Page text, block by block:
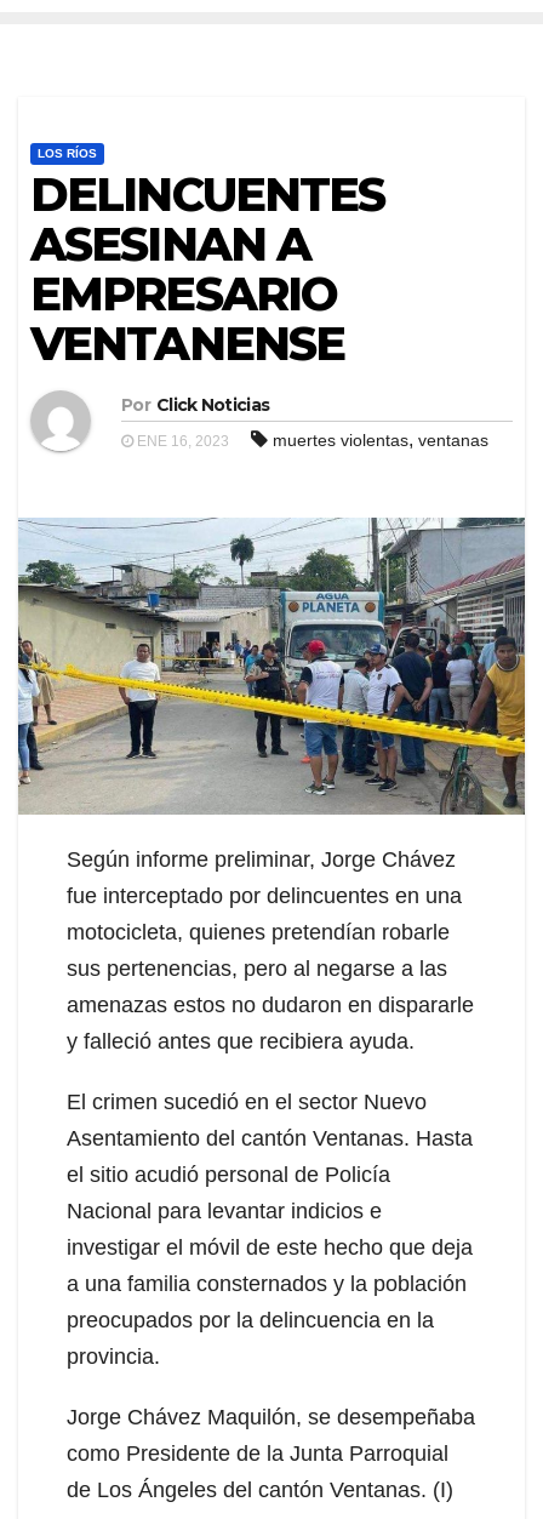
LOS RÍOS
DELINCUENTES
ASESINAN A
EMPRESARIO
VENTANENSE
Por Click Noticias
ENE 16, 2023 muertes violentas, ventanas
Según informe preliminar, Jorge Chávez
fue interceptado por delincuentes en una
motocicleta, quienes pretendían robarle
sus pertenencias, pero al negarse a las
amenazas estos no dudaron en dispararle
y falleció antes que recibiera ayuda.
El crimen sucedió en el sector Nuevo
Asentamiento del cantón Ventanas. Hasta
el sitio acudió personal de Policía
Nacional para levantar indicios e
investigar el móvil de este hecho que deja
a una familia consternados y la población
preocupados por la delincuencia en la
provincia.
Jorge Chávez Maquilón, se desempeñaba
como Presidente de la Junta Parroquial
de Los Ángeles del cantón Ventanas. (I)